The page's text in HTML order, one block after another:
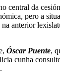
da
pero a
anterior
Óscar Puente,
cunha